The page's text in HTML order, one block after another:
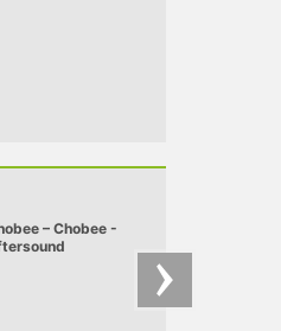
– Chobee -